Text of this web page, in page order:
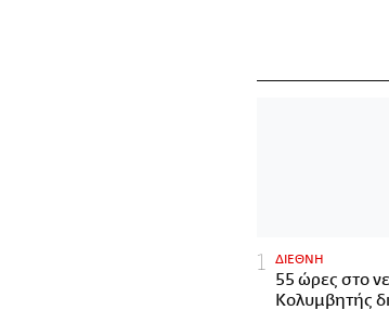
ΔΙΕΘΝΗ
55 ώρες στο
Κολυμβητής